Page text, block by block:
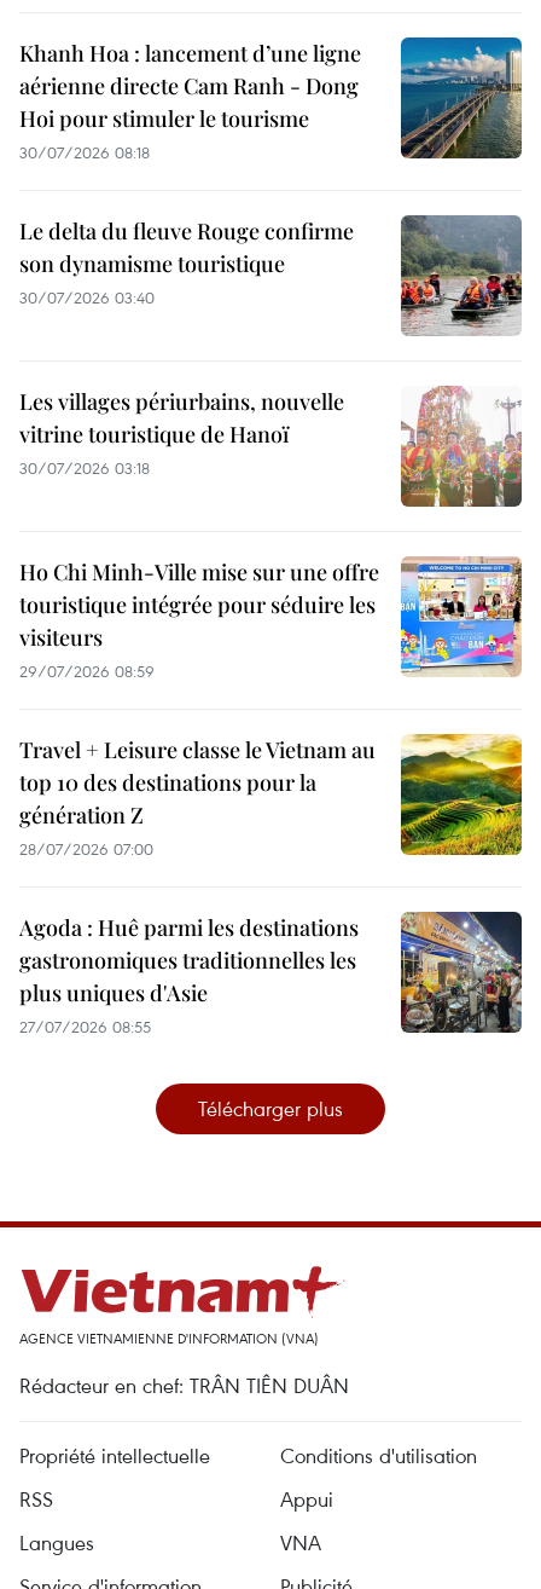
Khanh Hoa : lancement d’une ligne
aérienne directe Cam Ranh - Dong
Hoi pour stimuler le tourisme
30/07/2026 08:18
Le delta du fleuve Rouge confirme
son dynamisme touristique
30/07/2026 03:40
Les villages périurbains, nouvelle
vitrine touristique de Hanoï
30/07/2026 03:18
Ho Chi Minh-Ville mise sur une offre
touristique intégrée pour séduire les
visiteurs
29/07/2026 08:59
Travel + Leisure classe le Vietnam au
top 10 des destinations pour la
génération Z
28/07/2026 07:00
Agoda : Huê parmi les destinations
gastronomiques traditionnelles les
plus uniques d'Asie
27/07/2026 08:55
Télécharger plus
AGENCE VIETNAMIENNE D'INFORMATION (VNA)
Rédacteur en chef: TRÂN TIÊN DUÂN
Propriété intellectuelle
Conditions d'utilisation
RSS
Appui
Langues
VNA